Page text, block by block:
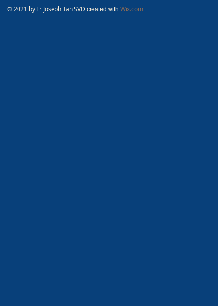
© 2021 by Fr Joseph Tan SVD created with Wix.com